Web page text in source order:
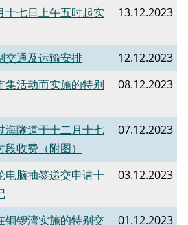
十七日上午五时起实
13.12.2023
交通及运输安排
12.12.2023
集活动而实施的特别
08.12.2023
海隧道于十二月十七
收费（附图）
07.12.2023
电脑抽签递交申请十
03.12.2023
铜锣湾实施的特别交 01.12.2023